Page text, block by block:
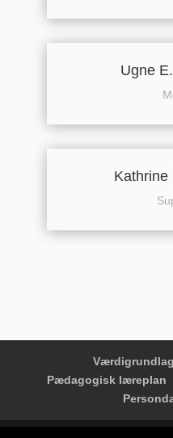
Ugne
Kathrine
Værdigrundlag
Pædagogisk læreplan